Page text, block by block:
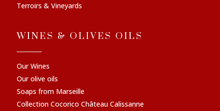
Terroirs & Vineyards
WINES & OLIVES OILS
Our Wines
Our olive oils
Soaps from Marseille
Collection Cocorico Château Calissanne